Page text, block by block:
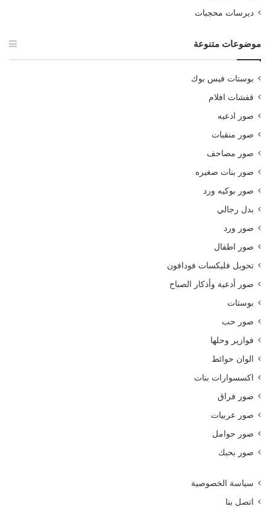
ديرسات محجبات
موضوعات متنوعة
بوستات فيس بوك
قفشات افلام
صور ادعيه
صور منقبات
صور مصاحف
صور بنات صغيره
صور بوكيه ورد
بدل رجالي
صور ورد
صور اطفال
تحويل فليكسات فودافون
صور أدعية وأذكار الصباح
بوستات
صور حب
فوازير وحلها
الوان حوائط
اكسسوارات بنات
صور فراق
صور عربيات
صور حوامل
صور بحبك
سياسة الخصوصية
اتصل بنا